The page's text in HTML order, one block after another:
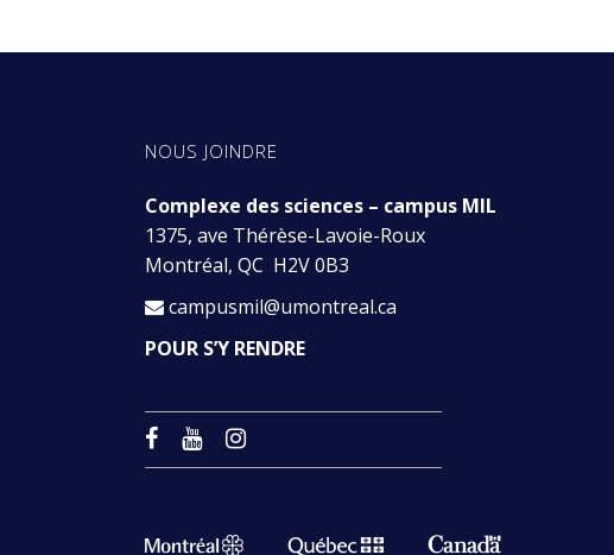
NOUS JOINDRE
Complexe des sciences – campus MIL
1375, ave Thérèse-Lavoie-Roux
Montréal, QC H2V 0B3
campusmil@umontreal.ca
POUR S’Y RENDRE